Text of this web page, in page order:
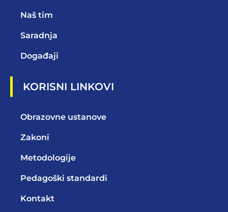
Naš tim
Saradnja
Događaji
KORISNI LINKOVI
Obrazovne ustanove
Zakoni
Metodologije
Pedagoški standardi
Kontakt